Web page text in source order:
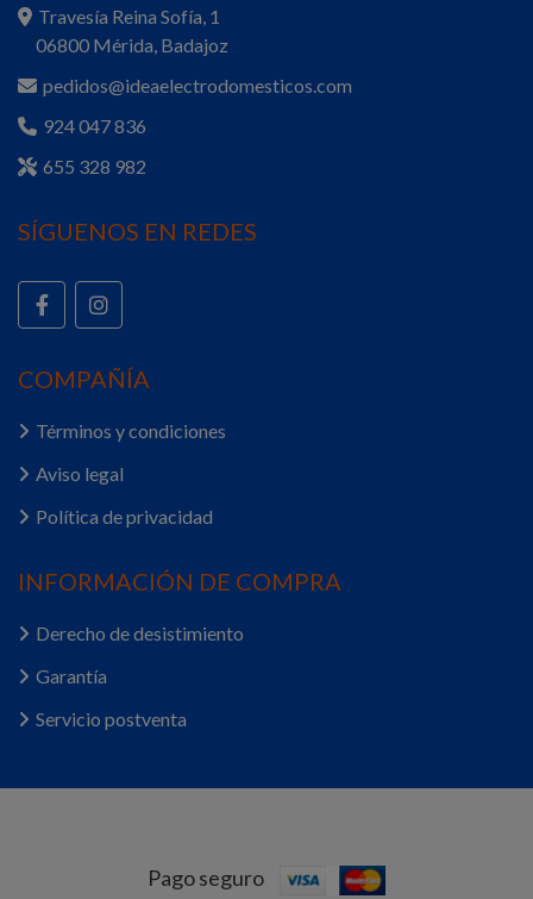
Travesía Reina Sofía, 1
06800 Mérida, Badajoz
pedidos@ideaelectrodomesticos.com
924 047 836
655 328 982
SÍGUENOS EN REDES
COMPAÑÍA
Términos y condiciones
Aviso legal
Política de privacidad
INFORMACIÓN DE COMPRA
Derecho de desistimiento
Garantía
Servicio postventa
Pago seguro